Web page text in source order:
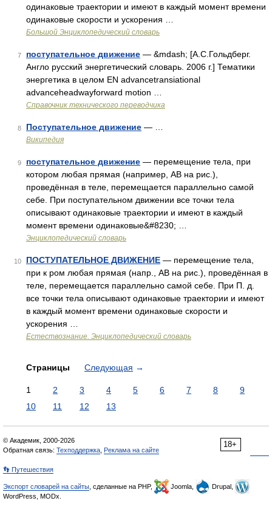
одинаковые траектории и имеют в каждый момент времени
одинаковые скорости и ускорения …
Большой Энциклопедический словарь
7 поступательное движение — &mdash; [А.С.Гольдберг.
Англо русский энергетический словарь. 2006 г.] Тематики
энергетика в целом EN advancetransiational
advanceheadwayforward motion …
Справочник технического переводчика
8 Поступательное движение — …
Википедия
9 поступательное движение — перемещение тела, при
котором любая прямая (например, АВ на рис.),
проведённая в теле, перемещается параллельно самой
себе. При поступательном движении все точки тела
описывают одинаковые траектории и имеют в каждый
момент времени одинаковые&#8230; …
Энциклопедический словарь
10 ПОСТУПАТЕЛЬНОЕ ДВИЖЕНИЕ — перемещение тела,
при к ром любая прямая (напр., АВ на рис.), проведённая в
теле, перемещается параллельно самой себе. При П. д.
все точки тела описывают одинаковые траектории и имеют
в каждый момент времени одинаковые скорости и
ускорения …
Естествознание. Энциклопедический словарь
Страницы Следующая →
1 2 3 4 5 6 7 8
9
10
11 12 13
18+
© Академик, 2000-2026
Обратная связь: Техподдержка Реклама на сайте
👣 Путешествия
Экспорт словарей на сайты , сделанные на PHP, Joomla,
Drupal,
WordPress, MODx.